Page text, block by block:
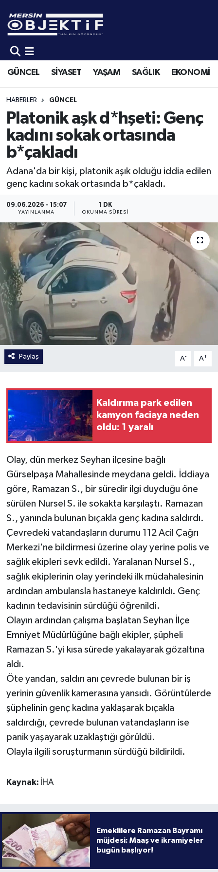
GÜNCEL SİYASET YAŞAM SAĞLIK EKONOMİ
HABERLER GÜNCEL
Platonik aşk d*hşeti: Genç
kadını sokak ortasında
b*çakladı
Adana'da bir kişi, platonik aşık olduğu iddia edilen
genç kadını sokak ortasında b*çakladı.
09.06.2026 - 15:07
YAYINLANMA
1 DK
OKUNMA SÜRESI
Paylaş A- A+
Kaldırıma park edilen
kamyon faciaya neden
oldu: 1 yaralı
Olay, dün merkez Seyhan ilçesine bağlı
Gürselpaşa Mahallesinde meydana geldi. İddiaya
göre, Ramazan S., bir süredir ilgi duyduğu öne
sürülen Nursel S. ile sokakta karşılaştı. Ramazan
S., yanında bulunan bıçakla genç kadına saldırdı.
Çevredeki vatandaşların durumu 112 Acil Çağrı
Merkezi'ne bildirmesi üzerine olay yerine polis ve
sağlık ekipleri sevk edildi. Yaralanan Nursel S.,
sağlık ekiplerinin olay yerindeki ilk müdahalesinin
ardından ambulansla hastaneye kaldırıldı. Genç
kadının tedavisinin sürdüğü öğrenildi.
Olayın ardından çalışma başlatan Seyhan İlçe
Emniyet Müdürlüğüne bağlı ekipler, şüpheli
Ramazan S.'yi kısa sürede yakalayarak gözaltına
aldı.
Öte yandan, saldırı anı çevrede bulunan bir iş
yerinin güvenlik kamerasına yansıdı. Görüntülerde
şüphelinin genç kadına yaklaşarak bıçakla
saldırdığı, çevrede bulunan vatandaşların ise
panik yaşayarak uzaklaştığı görüldü.
Olayla ilgili soruşturmanın sürdüğü bildirildi.
Kaynak: İHA
Emeklilere Ramazan Bayramı
müjdesi: Maaş ve ikramiyeler
bugün başlıyor!
GÜNCEL
SİYASET
YAŞAM
SAĞLIK
EKONOMİ
SPOR
KÜLTÜR-SANAT
EĞİTİM
Mersin Hava Durumu
Mersin Trafik Yoğunluk Haritası
Süper Lig Puan Durumu ve Fikstür
Tüm Manşetler
Son Dakika Haberleri
Haber Arşivi